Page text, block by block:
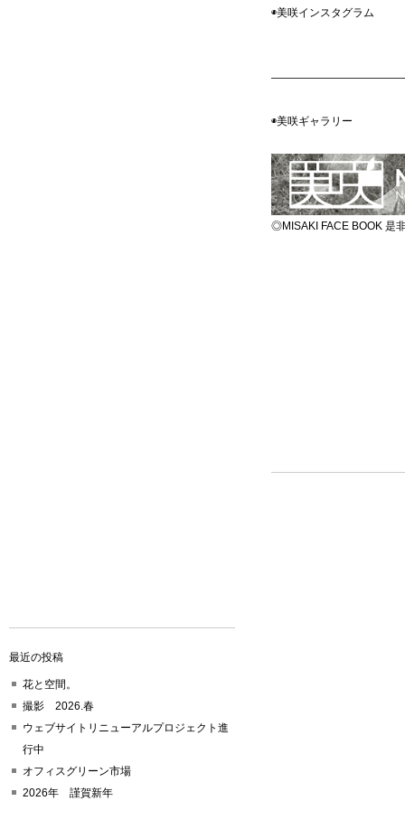
◉美咲インスタグ
◉美咲ギャラ
◎MISAKI FACE BOOK 是
最近の投稿
花と空間。
撮影 2026.春
ウェブサイトリニューアルプロジェクト進
行中
オフィスグリーン市場
2026年 謹賀新年